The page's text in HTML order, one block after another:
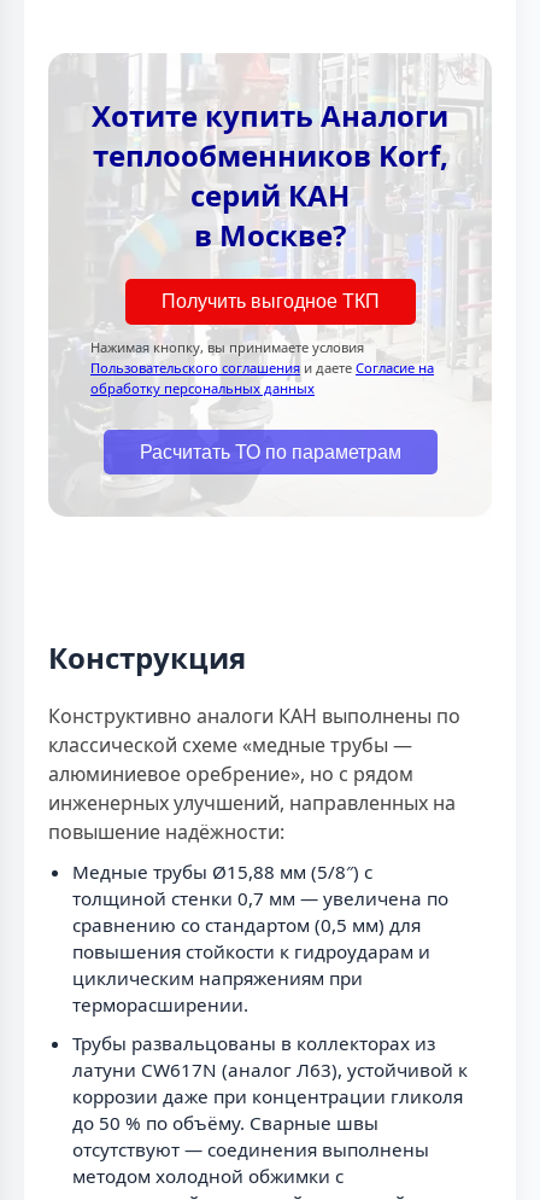
Хотите купить Аналоги
теплообменников Korf,
серий КАН
в Москве?
Получить выгодное ТКП
Нажимая кнопку, вы принимаете условия
Пользовательского соглашения и даете Согласие на
обработку персональных данных
Расчитать ТО по параметрам
Конструкция
Конструктивно аналоги КАН выполнены по
классической схеме «медные трубы —
алюминиевое оребрение», но с рядом
инженерных улучшений, направленных на
повышение надёжности:
Медные трубы Ø15,88 мм (5/8″) с
толщиной стенки 0,7 мм — увеличена по
сравнению со стандартом (0,5 мм) для
повышения стойкости к гидроударам и
циклическим напряжениям при
терморасширении.
Трубы развальцованы в коллекторах из
латуни CW617N (аналог Л63), устойчивой к
коррозии даже при концентрации гликоля
до 50 % по объёму. Сварные швы
отсутствуют — соединения выполнены
методом холодной обжимки с